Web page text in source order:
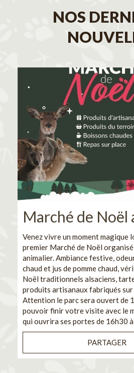
NOS
Marché de Noël
Venez vivre un moment magique
premier Marché de Noël
animalier. Ambiance festive,
chaud et jus de pomme chaud,
Noël traditionnels alsaciens,
produits artisanaux fabriqués sur
Attention le parc sera ouvert de
pouvoir finir votre visite avec le
qui ouvrira ses portes de 16h30
PARTAGER